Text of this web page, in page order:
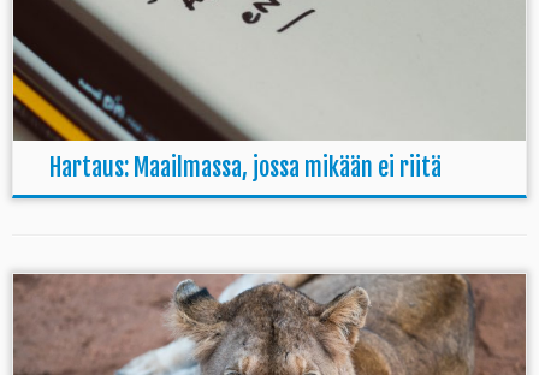
Hartaus: Maailmassa, jossa mikään ei riitä